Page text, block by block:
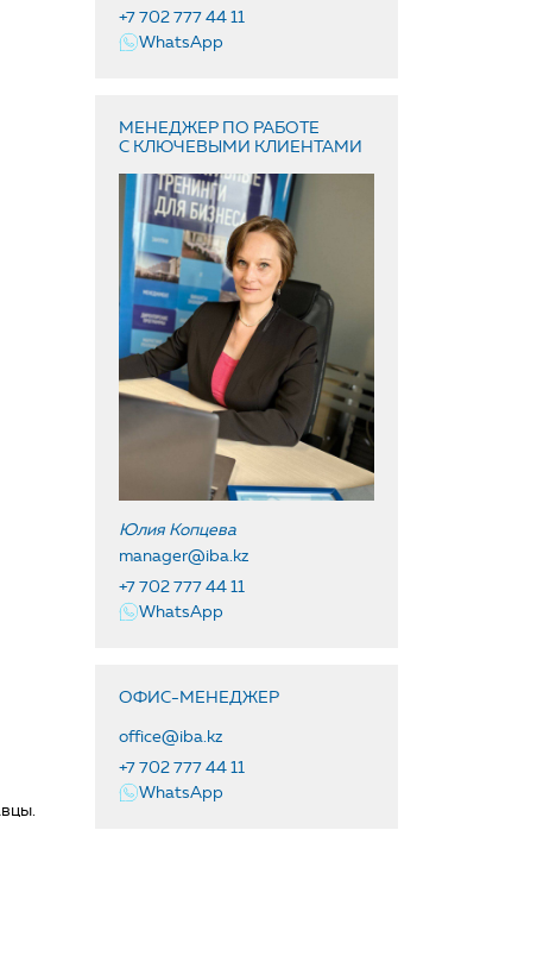
+7 702 777 44 11
WhatsApp
МЕНЕДЖЕР ПО РАБОТЕ
С КЛЮЧЕВЫМИ КЛИЕНТАМИ
Юлия Копцева
manager@iba.kz
+7 702 777 44 11
WhatsApp
ОФИС-МЕНЕДЖЕР
office@iba.kz
+7 702 777 44 11
WhatsApp